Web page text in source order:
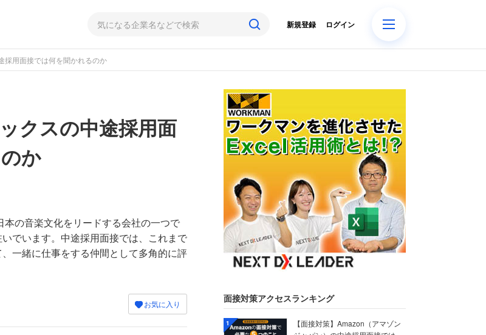
ログイン
新規登録
採用面接では何を聞かれるのか
クスの中途採用面
か
の音楽文化をリードする会社の一つで
でいます。中途採用面接では、これまで
一緒に仕事をする仲間として多角的に評
お気に入り 面接対策アクセスランキング
1
【面接対策】Amazon（アマゾン